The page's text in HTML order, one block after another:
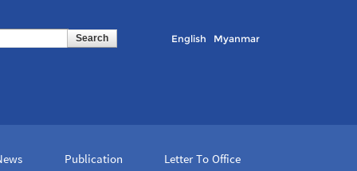
English Myanmar
Publication Letter To Office